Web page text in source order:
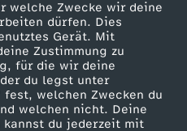
welche Zwecke wir deine
dürfen. Dies
Gerät. Mit
Zustimmung zu
für die wir deine
du legst unter
welchen Zwecken du
welchen nicht. Deine
kannst du jederzeit mit